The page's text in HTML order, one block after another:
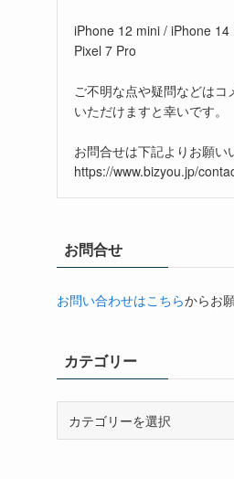
iPhone 12 mini / iPhone 14
Pixel 7 Pro
ご不明な点や疑問などはコ
いただけますと幸いです。
お問合せは下記よりお願い
https://www.bizyou.jp/
お問合せ
お問い合わせはこちらからお
カテゴリー